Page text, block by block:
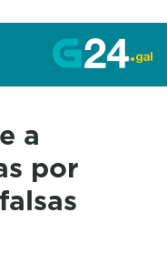
a
por